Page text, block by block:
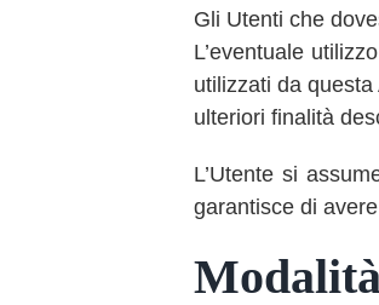
Gli Utenti che
L’eventuale
utilizzati da
ulteriori finalità
L’Utente si
garantisce di